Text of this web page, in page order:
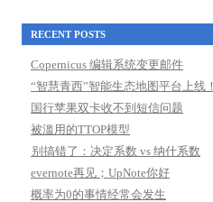
RECENT POSTS
Copernicus 编辑系统变更邮件
“智慧青西”智能生态地图平台上线！
国行苹果双卡收不到短信问题
被滥用的TTOP模型
别搞错了：决定系数 vs 纳什系数
evernote再见；UpNote你好
概率为0的事情经常会发生